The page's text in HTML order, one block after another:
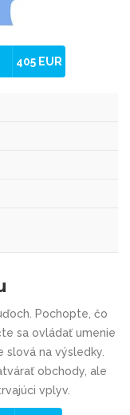
405 EUR
Pochopte, čo
sa ovládať umenie
na výsledky.
obchody, ale
vplyv.